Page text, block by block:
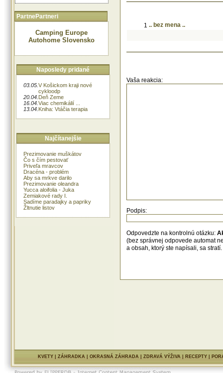
PartnePartneri
Camping Europe
Autohome Slovensko
Naposledy pridané
03.05. V Košickom kraji nové
cykloodp
20.04. Deň Zeme
16.04. Viac chemikálií ...
13.04. Kniha: Vtáčia terapia
Najčítanejšie
Prezimovanie muškátov
Čo s čím pestovať
Priveľa mravcov
Dracéna - problém
Aby sa mrkve darilo
Prezimovanie oleandra
Yucca aloifolia - Juka
Zemiakové rady I.
Sadíme paradajky a papriky
Žltnutie listov
1 .. bez mena ..
Vaša reakcia:
Podpis:
Odpovedzte na kontrolnú otázku:
(bez správnej odpovede automat
a obsah, ktorý ste napísali, sa
KVETY| ZÁHRADKA| OKRASNÁ ZÁHRADA| ZDRAVÁ VÝŽIVA| RECEPTY|